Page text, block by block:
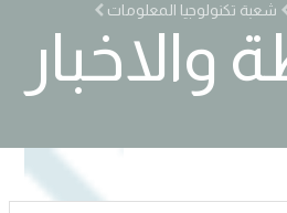
شعبة تكنولوجيا المعلومات
والاخبار